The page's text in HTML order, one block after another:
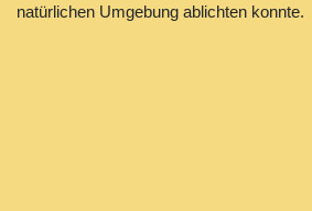
natürlichen Umgebung ablichten konnte.